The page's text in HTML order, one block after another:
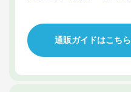
通販ガイドはこちら